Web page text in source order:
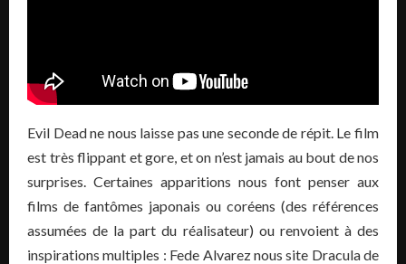
Evil Dead ne nous laisse pas une seconde de répit. Le film
est très flippant et gore, et on n’est jamais au bout de nos
surprises. Certaines apparitions nous font penser aux
films de fantômes japonais ou coréens (des références
assumées de la part du réalisateur) ou renvoient à des
inspirations multiples : Fede Alvarez nous site Dracula de